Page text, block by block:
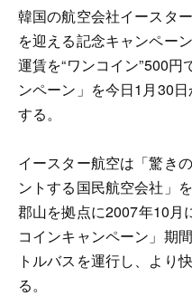
韓国の航空会社イースタ
を迎える記念キャンペー
運賃を“ワンコイン”500
ンペーン」を今日1月30
する。
イースター航空は「驚き
ントする国民航空会社」
郡山を拠点に2007年10月
コインキャンペーン」期
トルバスを運行し、より
る。